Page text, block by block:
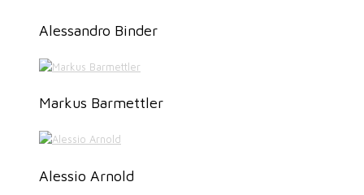
Alessandro Binder
Markus Barmettler
Alessio Arnold